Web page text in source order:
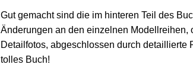
Gut gemacht sind die im hinteren Teil des
Änderungen an den einzelnen Modellreihen,
Detailfotos, abgeschlossen durch detaillierte
tolles Buch!